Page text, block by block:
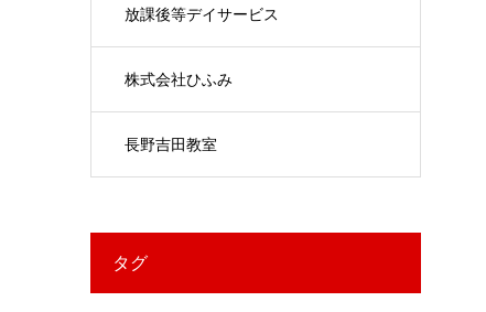
放課後等デイサービス
株式会社ひふみ
長野吉田教室
タグ